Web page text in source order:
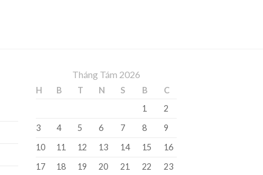
Tháng Tám 2026
H B T N S B
C
1
2
3
4 5 6 7 8
9
10
11 12 13 14 15
16
17
18 19 20 21 22
23